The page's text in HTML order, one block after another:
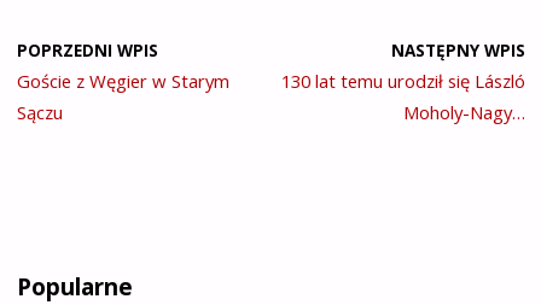
POPRZEDNI WPIS
Goście z Węgier w Starym
Sączu
NASTĘPNY WPIS
130 lat temu urodził się László
Moholy-Nagy…
Popularne